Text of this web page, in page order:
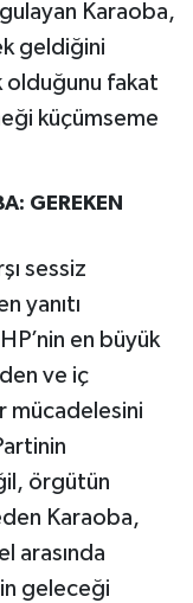
Karaoba,
geldiğini
olduğunu fakat
küçümseme
GEREKEN
sessiz
yanıtı
en büyük
ve iç
mücadelesini
örgütün
Karaoba,
arasında
geleceği